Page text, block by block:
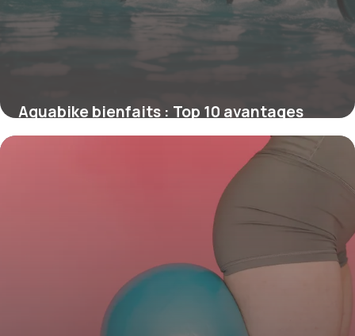
Aquabike bienfaits : Top 10 avantages
santé